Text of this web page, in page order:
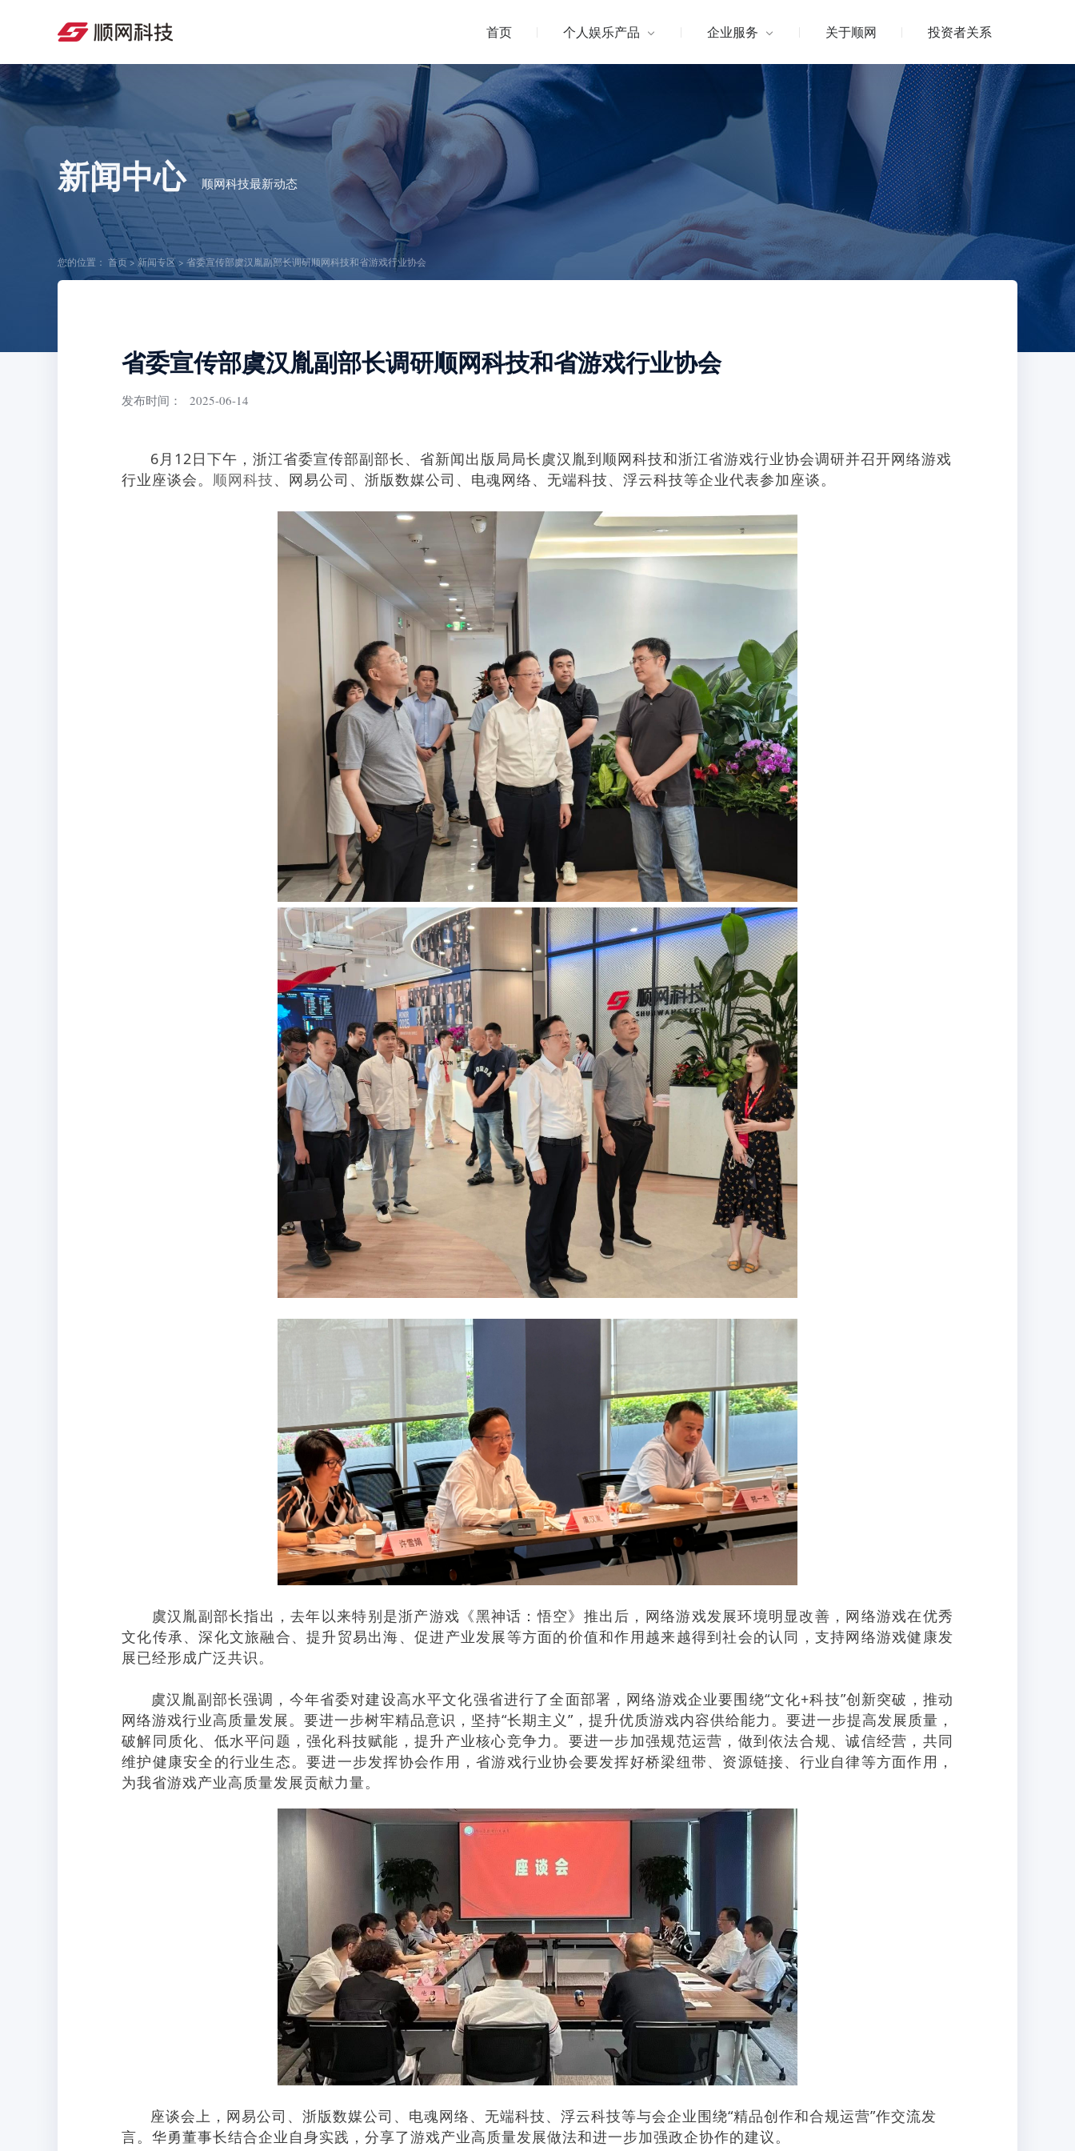
首页 个人娱乐产品 企业服务 关于顺网 投资者关系
新闻中心 顺网科技最新动态
您的位置： 首页> 新闻专区> 省委宣传部虞汉胤副部长调研顺网科技和省游戏行业协会
省委宣传部虞汉胤副部长调研顺网科技和省游戏行业协会
发布时间： 2025-06-14
6月12日下午，浙江省委宣传部副部长、省新闻出版局局长虞汉胤到顺网科技和浙江省游戏行业协会调研并召开网络游戏
行业座谈会。 顺网科技、网易公司、浙版数媒公司、电魂网络、无端科技、浮云科技等企业代表参加座谈。
虞汉胤副部长指出，去年以来特别是浙产游戏《黑神话：悟空》推出后，网络游戏发展环境明显改善，网络游戏在优秀
文化传承、深化文旅融合、提升贸易出海、促进产业发展等方面的价值和作用越来越得到社会的认同，支持网络游戏健康发
展已经形成广泛共识。
虞汉胤副部长强调，今年省委对建设高水平文化强省进行了全面部署，网络游戏企业要围绕“文化+科技”创新突破，推动
网络游戏行业高质量发展。 要进一步树牢精品意识，坚持“长期主义”，提升优质游戏内容供给能力。要进一步提高发展质量，
破解同质化、低水平问题，强化科技赋能，提升产业核心竞争力。要进一步加强规范运营，做到依法合规、诚信经营，共同
维护健康安全的行业生态。要进一步发挥协会作用，省游戏行业协会要发挥好桥梁纽带、资源链接、行业自律等方面作用，
为我省游戏产业高质量发展贡献力量。
座谈会上，网易公司、浙版数媒公司、电魂网络、无端科技、浮云科技等与会企业围绕“精品创作和合规运营”作交流发
言。 华勇董事长结合企业自身实践，分享了游戏产业高质量发展做法和进一步加强政企协作的建议。